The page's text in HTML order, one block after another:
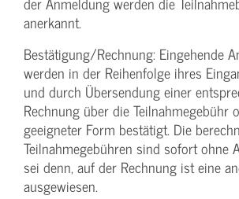
anerkannt.
Bestätigung­/Rechnung: Eingehende
werden in der Reihenfolge ihres
und durch Übersendung einer
Rechnung über die Teilnahmegebühr
geeigneter Form bestätigt. Die
Teilnahmegebühren sind sofort ohne
sei denn, auf der Rechnung ist eine
ausgewiesen.